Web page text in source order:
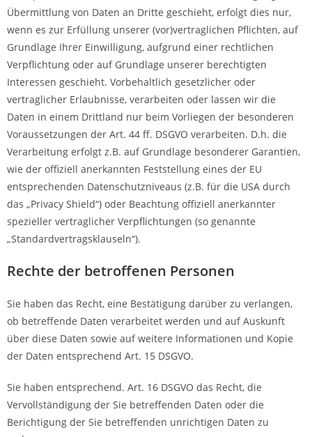
Übermittlung von Daten an Dritte geschieht, erfolgt dies nur,
wenn es zur Erfüllung unserer (vor)vertraglichen Pflichten, auf
Grundlage Ihrer Einwilligung, aufgrund einer rechtlichen
Verpflichtung oder auf Grundlage unserer berechtigten
Interessen geschieht. Vorbehaltlich gesetzlicher oder
vertraglicher Erlaubnisse, verarbeiten oder lassen wir die
Daten in einem Drittland nur beim Vorliegen der besonderen
Voraussetzungen der Art. 44 ff. DSGVO verarbeiten. D.h. die
Verarbeitung erfolgt z.B. auf Grundlage besonderer Garantien,
wie der offiziell anerkannten Feststellung eines der EU
entsprechenden Datenschutzniveaus (z.B. für die USA durch
das „Privacy Shield“) oder Beachtung offiziell anerkannter
spezieller vertraglicher Verpflichtungen (so genannte
„Standardvertragsklauseln“).
Rechte der betroffenen Personen
Sie haben das Recht, eine Bestätigung darüber zu verlangen,
ob betreffende Daten verarbeitet werden und auf Auskunft
über diese Daten sowie auf weitere Informationen und Kopie
der Daten entsprechend Art. 15 DSGVO.
Sie haben entsprechend. Art. 16 DSGVO das Recht, die
Vervollständigung der Sie betreffenden Daten oder die
Berichtigung der Sie betreffenden unrichtigen Daten zu